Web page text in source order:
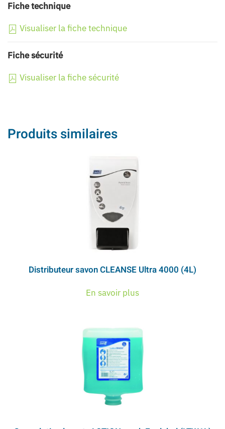
Fiche technique
Visualiser la fiche technique
Fiche sécurité
Visualiser la fiche sécurité
Produits similaires
Distributeur savon CLEANSE Ultra 4000 (4L)
En savoir plus